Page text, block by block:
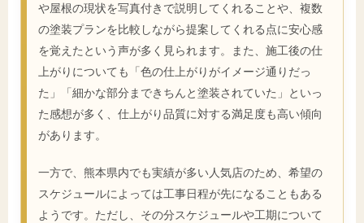
や屋根の現状を写真付きで説明してくれることや、複数
の塗装プランを比較しながら提案してくれる点に安心感
を覚えたという声が多く見られます。また、施工後の仕
上がりについても「色の仕上がりがイメージ通りだっ
た」「細かな部分まできちんと塗装されていた」といっ
た感想が多く、仕上がり品質に対する満足度も高い傾向
があります。
一方で、熊本県内でも実績が多い人気店のため、希望の
スケジュールによっては工事日程が先になることもある
ようです。ただし、その分スケジュールや工期について